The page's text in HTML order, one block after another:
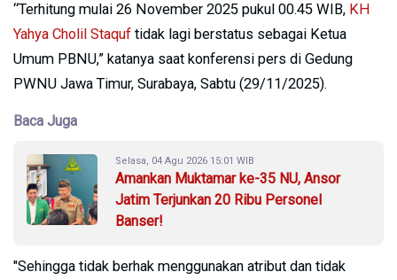
“Terhitung mulai 26 November 2025 pukul 00.45 WIB, KH
Yahya Cholil Staquf tidak lagi berstatus sebagai Ketua
Umum PBNU,” katanya saat konferensi pers di Gedung
PWNU Jawa Timur, Surabaya, Sabtu (29/11/2025).
Baca Juga
Selasa, 04 Agu 2026 15:01 WIB
Amankan Muktamar ke-35 NU, Ansor
Jatim Terjunkan 20 Ribu Personel
Banser!
"Sehingga tidak berhak menggunakan atribut dan tidak